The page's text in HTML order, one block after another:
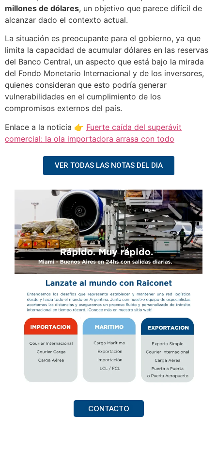
millones de dólares, un objetivo que parece difícil de
alcanzar dado el contexto actual.
La situación es preocupante para el gobierno, ya que
limita la capacidad de acumular dólares en las reservas
del Banco Central, un aspecto que está bajo la mirada
del Fondo Monetario Internacional y de los inversores,
quienes consideran que esto podría generar
vulnerabilidades en el cumplimiento de los
compromisos externos del país.
Enlace a la noticia 👉 Fuerte caída del superávit
comercial: la ola importadora arrasa con todo
VER TODAS LAS NOTAS DEL DIA
CONTACTO